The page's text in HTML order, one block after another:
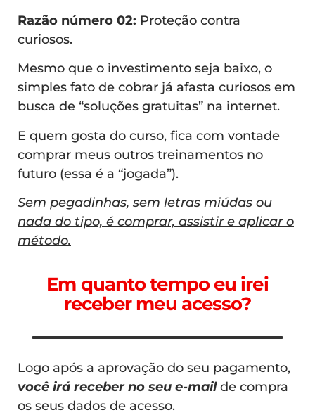
Razão número 02: Proteção contra
curiosos.
Mesmo que o investimento seja baixo, o
simples fato de cobrar já afasta curiosos em
busca de “soluções gratuitas” na internet.
E quem gosta do curso, fica com vontade
comprar meus outros treinamentos no
futuro (essa é a “jogada”).
Sem pegadinhas, sem letras miúdas ou
nada do tipo, é comprar, assistir e aplicar o
método.
Em quanto tempo eu irei
receber meu acesso?
Logo após a aprovação do seu pagamento,
você irá receber no seu e-mailde compra
os seus dados de acesso.